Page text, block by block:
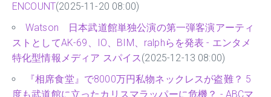
ENCOUNT(2025-11-20 08:00)
Watson 日本武道館単独公演の第一弾客演アーティ
ストとしてAK-69、IO、BIM、ralphらを発表 - エンタメ
特化型情報メディア スパイス(2025-12-13 08:00)
『相席食堂』で8000万円私物ネックレスが盗難？ 5
度も武道館に立ったカリスマラッパーに危機？ - ABCマ